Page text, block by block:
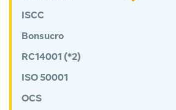
ISCC
Bonsucro
RC14001 (*2)
ISO 50001
OCS